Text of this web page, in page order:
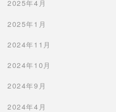
2025年4月
2025年1月
2024年11月
2024年10月
2024年9月
2024年4月